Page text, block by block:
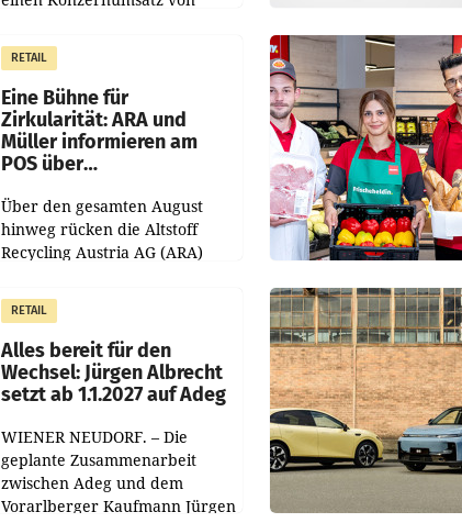
erwirtschaftet, was einem Plus
von 3,8 Prozent gegenüber
dem Vergleichszeitraum
RETAIL
Eine Bühne für
Zirkularität: ARA und
Müller informieren am
POS über
Über den gesamten August
hinweg rücken die Altstoff
Recycling Austria AG (ARA)
Müller die Initiative „Kreislauf-
Helden“ in allen
österreichischen Müller-Filialen
RETAIL
Alles bereit für den
Wechsel: Jürgen Albrecht
setzt ab 1.1.2027 auf Adeg
WIENER NEUDORF. – Die
geplante Zusammenarbeit
zwischen Adeg und dem
Vorarlberger Kaufmann Jürgen